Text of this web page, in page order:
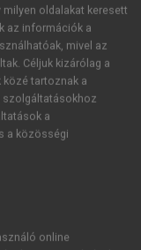
scientific
the
have also
of
oldalakat keresett
az információk a
mivel az
Céljuk kizárólag a
tartoznak a
szolgáltatásokhoz
a
a közösségi
online